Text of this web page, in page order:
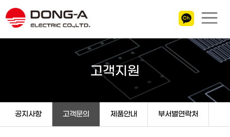
고객지원
공지사항 고객문의 제품안내 부서별연락처